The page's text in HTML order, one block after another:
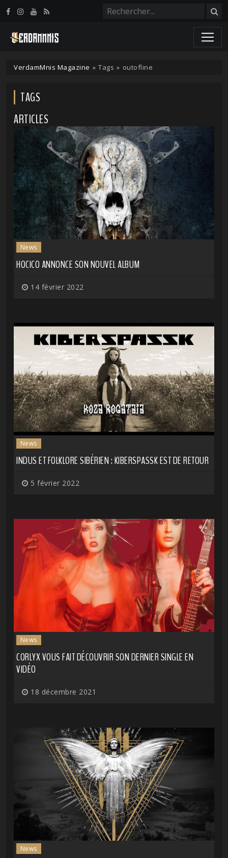
VerdamMnis Magazine » Tags » outofline
TAGS
ARTICLES
News
HOCICO ANNONCE SON NOUVEL ALBUM
14 février 2022
News
INDUS ET FOLKLORE SIBÉRIEN : KIBERSPASSK EST DE RETOUR
5 février 2022
News
CORLYX VOUS FAIT DÉCOUVRIR SON DERNIER SINGLE EN
VIDÉO
18 décembre 2021
News
Panneau de gestion des cookies